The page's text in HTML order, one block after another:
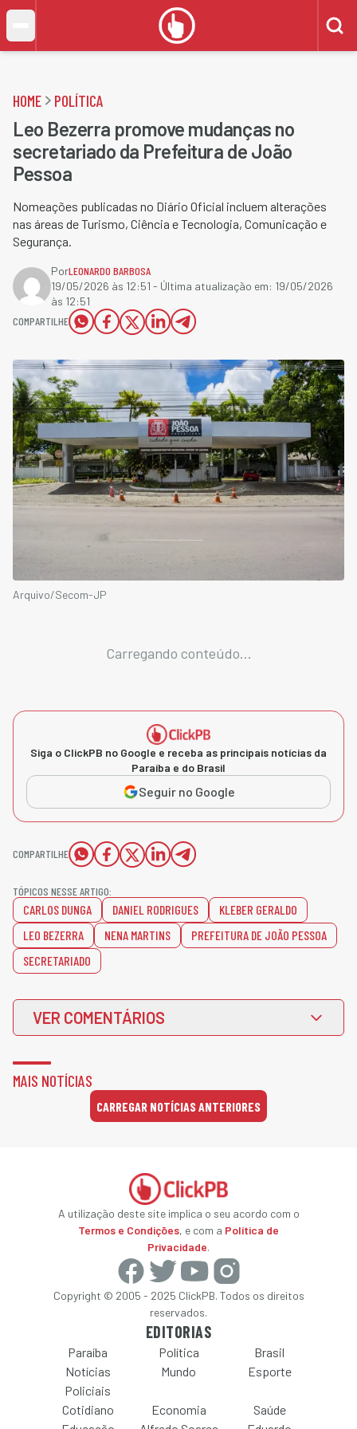
HOME POLÍTICA
Leo Bezerra promove mudanças no
secretariado da Prefeitura de João
Pessoa
Nomeações publicadas no Diário Oficial incluem alterações
nas áreas de Turismo, Ciência e Tecnologia, Comunicação e
Segurança.
PorLEONARDO BARBOSA
19/05/2026 às 12:51 - Última atualização em: 19/05/2026
às 12:51
COMPARTILHE
Arquivo/Secom-JP
Carregando conteúdo...
Siga o ClickPB no Google e receba as principais notícias da
Paraíba e do Brasil
Seguir no Google
COMPARTILHE
TÓPICOS NESSE ARTIGO:
CARLOS DUNGA DANIEL RODRIGUES
KLEBER GERALDO
LEO BEZERRA
NENA MARTINS
PREFEITURA DE JOÃO PESSOA
SECRETARIADO
VER COMENTÁRIOS
MAIS NOTÍCIAS
CARREGAR NOTÍCIAS ANTERIORES
A utilização deste site implica o seu acordo com o
Termos e Condições, e com a Política de
Privacidade.
Copyright © 2005 - 2025 ClickPB. Todos os direitos
reservados.
EDITORIAS
Paraíba Política
Brasil
Notícias
Policiais
Mundo Esporte
Cotidiano Economia
Saúde